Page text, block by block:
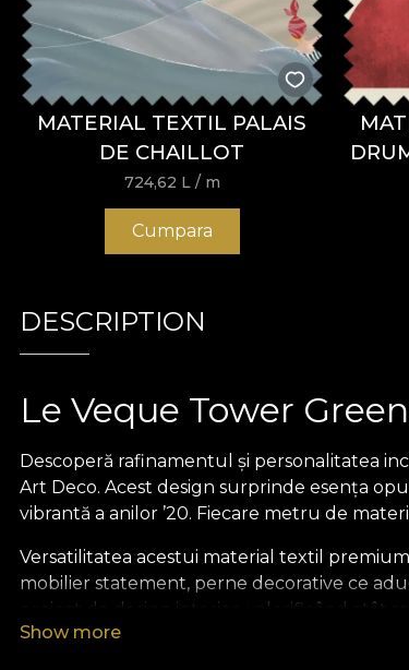
MATERIAL TEXTIL PALAIS
DE CHAILLOT
724,62 L / m
Cumpara
DESCRIPTION
Le Veque Tower
Descoperă rafinamentul și personalitatea
Art Deco. Acest design surprinde esența
vibrantă a anilor ’20. Fiecare metru de
Versatilitatea acestui material textil
mobilier statement, perne decorative ce
proiect de design interior, valorificând atât
Show more